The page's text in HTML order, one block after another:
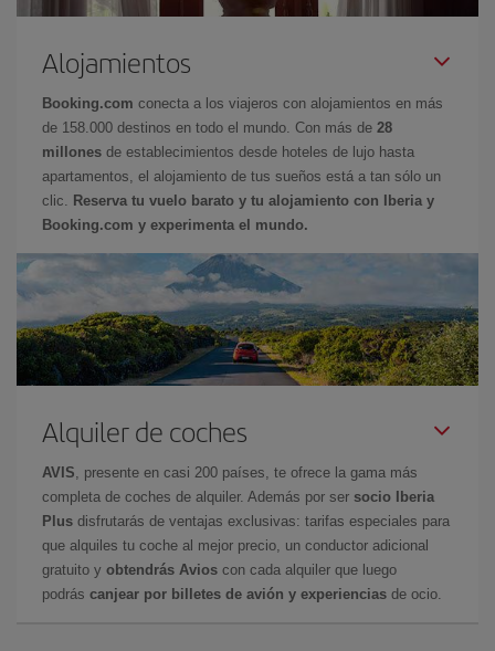
Alojamientos
Booking.com conecta a los viajeros con alojamientos en más
de 158.000 destinos en todo el mundo. Con más de 28
millones de establecimientos desde hoteles de lujo hasta
apartamentos, el alojamiento de tus sueños está a tan sólo un
clic.
Reserva tu vuelo barato y tu alojamiento con Iberia y
Booking.com y experimenta el mundo.
Alquiler de coches
AVIS , presente en casi 200 países, te ofrece la gama más
completa de coches de alquiler. Además por ser socio Iberia
Plus disfrutarás de ventajas exclusivas: tarifas especiales para
que alquiles tu coche al mejor precio, un conductor adicional
gratuito y obtendrás Avios con cada alquiler que luego
podrás canjear por billetes de avión y experiencias de ocio.